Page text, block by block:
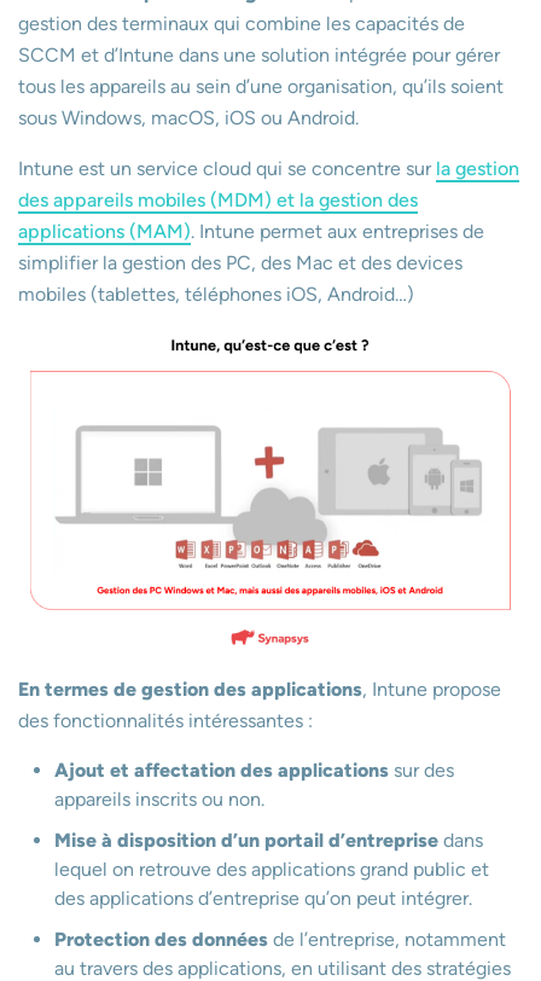
gestion des terminaux qui combine les capacités de
SCCM et d’Intune dans une solution intégrée pour gérer
tous les appareils au sein d’une organisation, qu’ils soient
sous Windows, macOS, iOS ou Android.
Intune est un service cloud qui se concentre sur la gestion
des appareils mobiles (MDM) et la gestion des
applications (MAM). Intune permet aux entreprises de
simplifier la gestion des PC, des Mac et des devices
mobiles (tablettes, téléphones iOS, Android…)
En termes de gestion des applications, Intune propose
des fonctionnalités intéressantes :
Ajout et affectation des applications sur des
appareils inscrits ou non.
Mise à disposition d’un portail d’entreprise dans
lequel on retrouve des applications grand public et
des applications d’entreprise qu’on peut intégrer.
Protection des données de l’entreprise, notamment
au travers des applications, en utilisant des stratégies